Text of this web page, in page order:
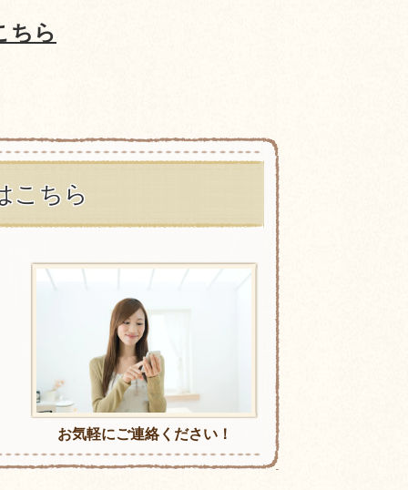
ちら
こちら
お気軽にご連絡ください！